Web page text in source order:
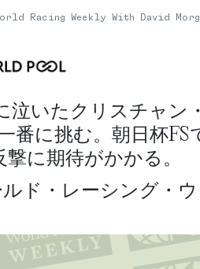
Racing Weekly With David
いたクリスチャン
番に挑む。朝日杯FS
に期待がかかる。
ド・レーシング・